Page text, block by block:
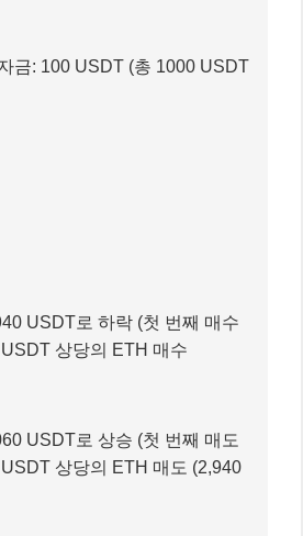
금: 100 USDT (총 1000 USDT
USDT로 하락 (첫 번째 매수
상당의 ETH 매수
USDT로 상승 (첫 번째 매도
상당의 ETH 매도 (2,940